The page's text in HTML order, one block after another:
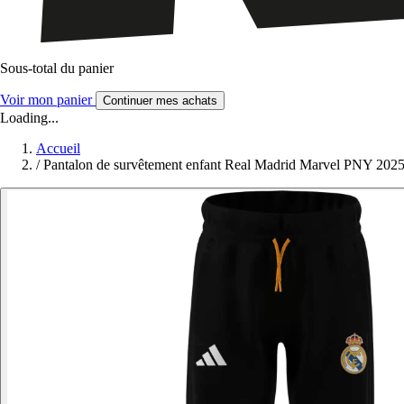
Sous-total du panier
Voir mon panier Continuer mes achats
Loading...
Accueil
/ Pantalon de survêtement enfant Real Madrid Marvel PNY